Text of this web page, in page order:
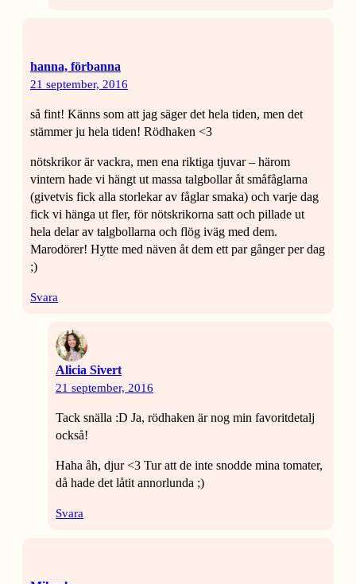
hanna, förbanna
21 september, 2016
så fint! Känns som att jag säger det hela tiden, men det
stämmer ju hela tiden! Rödhaken <3
nötskrikor är vackra, men ena riktiga tjuvar – härom
vintern hade vi hängt ut massa talgbollar åt småfåglarna
(givetvis fick alla storlekar av fåglar smaka) och varje dag
fick vi hänga ut fler, för nötskrikorna satt och pillade ut
hela delar av talgbollarna och flög iväg med dem.
Marodörer! Hytte med näven åt dem ett par gånger per dag
;)
Svara
Alicia Sivert
21 september, 2016
Tack snälla :D Ja, rödhaken är nog min favoritdetalj
också!
Haha åh, djur <3 Tur att de inte snodde mina tomater,
då hade det låtit annorlunda ;)
Svara